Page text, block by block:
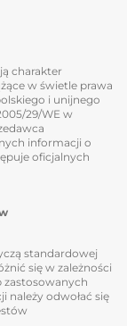
charakter
w świetle prawa
i unijnego
29/WE w
informacji o
oficjalnych
standardowej
się w zależności
zastosowanych
należy odwołać się